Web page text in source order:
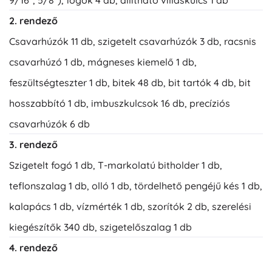
2. rendező
Csavarhúzók 11 db, szigetelt csavarhúzók 3 db, racsnis
csavarhúzó 1 db, mágneses kiemelő 1 db,
feszültségteszter 1 db, bitek 48 db, bit tartók 4 db, bit
hosszabbító 1 db, imbuszkulcsok 16 db, precíziós
csavarhúzók 6 db
3. rendező
Szigetelt fogó 1 db, T-markolatú bitholder 1 db,
teflonszalag 1 db, olló 1 db, tördelhető pengéjű kés 1 db,
kalapács 1 db, vízmérték 1 db, szorítók 2 db, szerelési
kiegészítők 340 db, szigetelőszalag 1 db
4. rendező